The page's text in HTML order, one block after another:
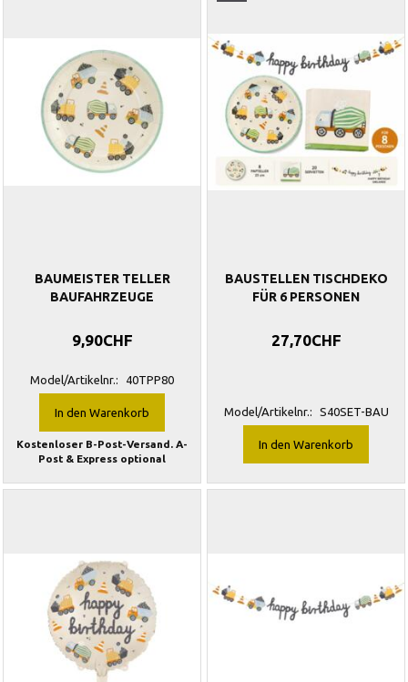
BAUMEISTER TELLER
BAUFAHRZEUGE
9,90CHF
Model/Artikelnr.: 40TPP80
In den Warenkorb
Kostenloser B-Post-Versand. A-
Post & Express optional
BAUSTELLEN TISCHDEKO
FÜR 6 PERSONEN
27,70CHF
Model/Artikelnr.: S40SET-BAU
In den Warenkorb